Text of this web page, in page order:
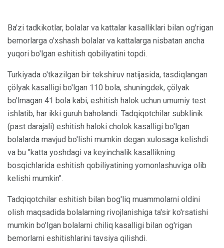
Ba'zi tadkikotlar, bolalar va kattalar kasalliklari bilan og'rigan
bemorlarga o'xshash bolalar va kattalarga nisbatan ancha
yuqori bo'lgan eshitish qobiliyatini topdi.
Turkiyada o'tkazilgan bir tekshiruv natijasida, tasdiqlangan
çölyak kasalligi bo'lgan 110 bola, shuningdek, çölyak
bo'lmagan 41 bola kabi, eshitish halok uchun umumiy test
ishlatib, har ikki guruh baholandi. Tadqiqotchilar subklinik
(past darajali) eshitish haloki cholok kasalligi bo'lgan
bolalarda mavjud bo'lishi mumkin degan xulosaga kelishdi
va bu "katta yoshdagi va keyinchalik kasallikning
bosqichlarida eshitish qobiliyatining yomonlashuviga olib
kelishi mumkin".
Tadqiqotchilar eshitish bilan bog'liq muammolarni oldini
olish maqsadida bolalarning rivojlanishiga ta'sir ko'rsatishi
mumkin bo'lgan bolalarni chiliq kasalligi bilan og'rigan
bemorlarni eshitishlarini tavsiya qilishdi.